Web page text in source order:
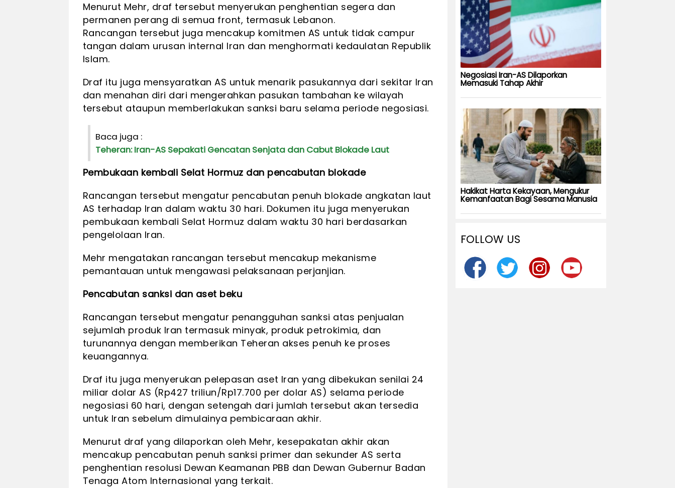
Menurut Mehr, draf tersebut menyerukan penghentian segera dan
permanen perang di semua front, termasuk Lebanon.
Rancangan tersebut juga mencakup komitmen AS untuk tidak campur
tangan dalam urusan internal Iran dan menghormati kedaulatan Republik
Islam.
Draf itu juga mensyaratkan AS untuk menarik pasukannya dari sekitar Iran
dan menahan diri dari mengerahkan pasukan tambahan ke wilayah
tersebut ataupun memberlakukan sanksi baru selama periode negosiasi.
Baca juga :
Teheran: Iran-AS Sepakati Gencatan Senjata dan Cabut Blokade Laut
Pembukaan kembali Selat Hormuz dan pencabutan blokade
Rancangan tersebut mengatur pencabutan penuh blokade angkatan laut
AS terhadap Iran dalam waktu 30 hari. Dokumen itu juga menyerukan
pembukaan kembali Selat Hormuz dalam waktu 30 hari berdasarkan
pengelolaan Iran.
Mehr mengatakan rancangan tersebut mencakup mekanisme
pemantauan untuk mengawasi pelaksanaan perjanjian.
Pencabutan sanksi dan aset beku
Rancangan tersebut mengatur penangguhan sanksi atas penjualan
sejumlah produk Iran termasuk minyak, produk petrokimia, dan
turunannya dengan memberikan Teheran akses penuh ke proses
keuangannya.
Draf itu juga menyerukan pelepasan aset Iran yang dibekukan senilai 24
miliar dolar AS (Rp427 triliun/Rp17.700 per dolar AS) selama periode
negosiasi 60 hari, dengan setengah dari jumlah tersebut akan tersedia
untuk Iran sebelum dimulainya pembicaraan akhir.
Menurut draf yang dilaporkan oleh Mehr, kesepakatan akhir akan
mencakup pencabutan penuh sanksi primer dan sekunder AS serta
penghentian resolusi Dewan Keamanan PBB dan Dewan Gubernur Badan
Tenaga Atom Internasional yang terkait.
Negosiasi Iran-AS Dilaporkan
Memasuki Tahap Akhir
Hakikat Harta Kekayaan, Mengukur
Kemanfaatan Bagi Sesama Manusia
FOLLOW US